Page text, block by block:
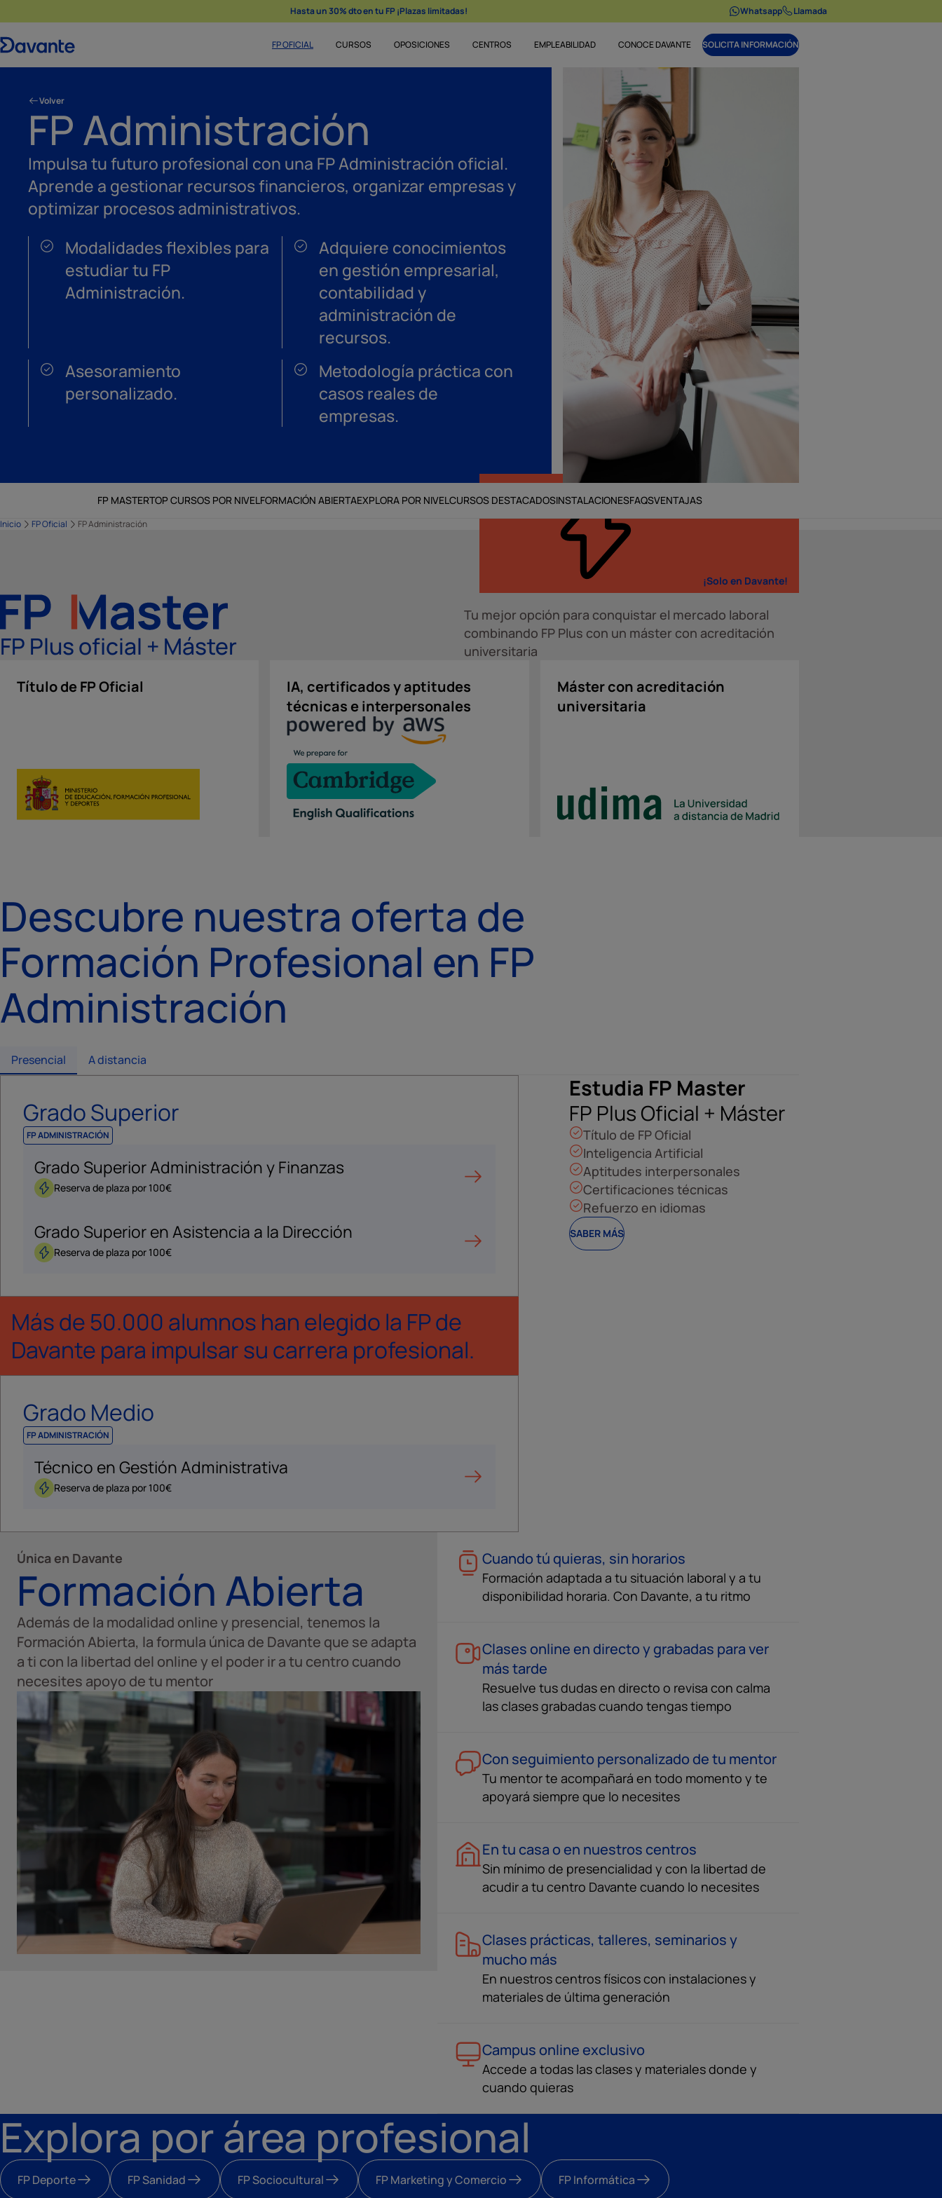
Hasta un 30% dto en tu FP ¡Plazas limitadas! Whatsapp Llamada
FP OFICIAL CURSOS OPOSICIONES CENTROS EMPLEABILIDAD CONOCE DAVANTE SOLICITA INFORMACIÓN
Volver
FP Administración
Impulsa tu futuro profesional con una FP Administración oficial.
Aprende a gestionar recursos financieros, organizar empresas y
optimizar procesos administrativos.
Modalidades flexibles para
estudiar tu FP
Administración.
Adquiere conocimientos
en gestión empresarial,
contabilidad y
administración de
recursos.
Asesoramiento
personalizado.
Metodología práctica con
casos reales de
empresas.
FP MASTERTOP CURSOS POR NIVELFORMACIÓN ABIERTAEXPLORA POR NIVELCURSOS DESTACADOSINSTALACIONESFAQSVENTAJAS
Inicio FP Oficial FP Administración
¡Solo en Davante!
FP Plus oficial + Máster
Tu mejor opción para conquistar el mercado laboral
combinando FP Plus con un máster con acreditación
universitaria
Título de FP Oficial
IA, certificados y aptitudes
técnicas e interpersonales
Máster con acreditación
universitaria
Descubre nuestra oferta de
Formación Profesional en FP
Administración
Presencial A distancia
Grado Superior
FP ADMINISTRACIÓN
Grado Superior Administración y Finanzas
Reserva de plaza por 100€
Grado Superior en Asistencia a la Dirección
Reserva de plaza por 100€
Más de 50.000 alumnos han elegido la FP de
Davante para impulsar su carrera profesional.
Grado Medio
FP ADMINISTRACIÓN
Técnico en Gestión Administrativa
Reserva de plaza por 100€
Estudia FP Master
FP Plus Oficial + Máster
Título de FP Oficial
Inteligencia Artificial
Aptitudes interpersonales
Certificaciones técnicas
Refuerzo en idiomas
SABER MÁS
Única en Davante
Formación Abierta
Además de la modalidad online y presencial, tenemos la
Formación Abierta, la formula única de Davante que se adapta
a ti con la libertad del online y el poder ir a tu centro cuando
necesites apoyo de tu mentor
Cuando tú quieras, sin horarios
Formación adaptada a tu situación laboral y a tu
disponibilidad horaria. Con Davante, a tu ritmo
Clases online en directo y grabadas para ver
más tarde
Resuelve tus dudas en directo o revisa con calma
las clases grabadas cuando tengas tiempo
Con seguimiento personalizado de tu mentor
Tu mentor te acompañará en todo momento y te
apoyará siempre que lo necesites
En tu casa o en nuestros centros
Sin mínimo de presencialidad y con la libertad de
acudir a tu centro Davante cuando lo necesites
Clases prácticas, talleres, seminarios y
mucho más
En nuestros centros físicos con instalaciones y
materiales de última generación
Campus online exclusivo
Accede a todas las clases y materiales donde y
cuando quieras
Explora por área profesional
FP Deporte FP Sanidad FP Sociocultural FP Marketing y Comercio FP Informática